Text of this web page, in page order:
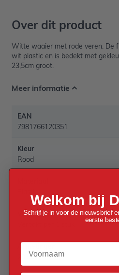
Over dit product
Witte waaier met rode veren. De
wit plastic en is bedekt met
23,5cm groot.
Meer informatie
EAN
7981766120351
Kleur
Rood
Verpakt per
Afmetingen
23,5 cm
Welkom bij
Schrijf je in voor de nieuwsbrief
eerste
Voornaam